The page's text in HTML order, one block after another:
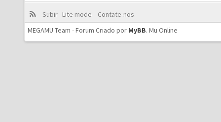
Subir Lite mode
Contate-nos
MEGAMU Team - Forum Criado por MyBB. Mu Online